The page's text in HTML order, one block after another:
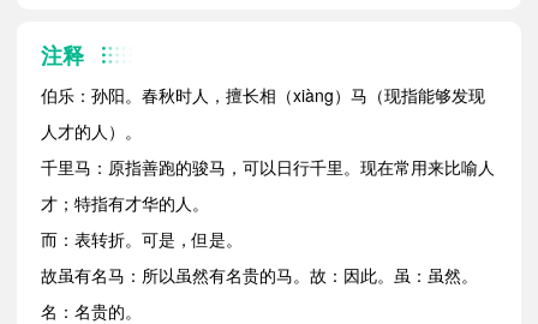
注释
伯乐：孙阳。春秋时人，擅长相（xiàng）马（现指能够发现
人才的人）。
千里马：原指善跑的骏马，可以日行千里。现在常用来比喻人
才；特指有才华的人。
而：表转折。可是，但是。
故虽有名马：所以虽然有名贵的马。故：因此。虽：虽然。
名：名贵的。